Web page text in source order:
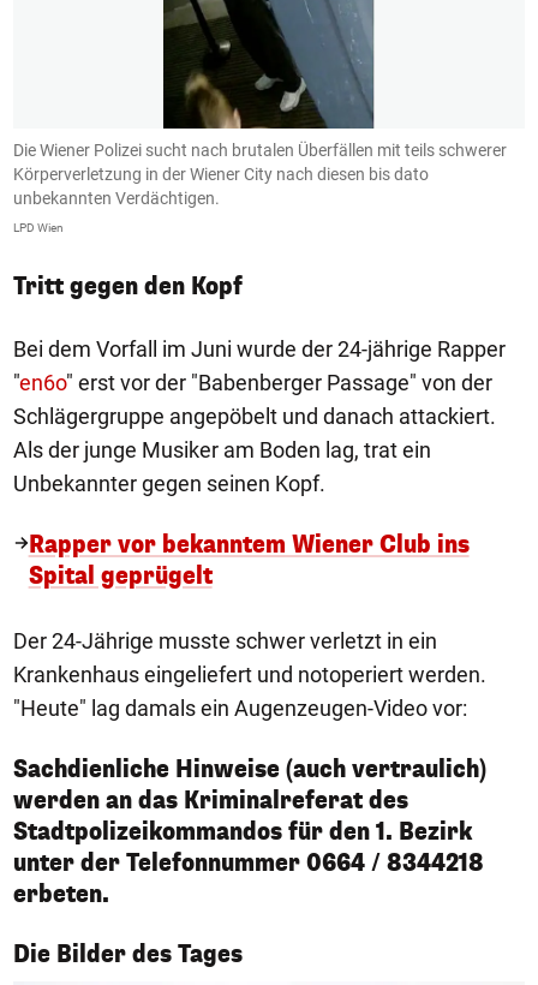
Die Wiener Polizei sucht nach brutalen Überfällen mit teils schwerer
Körperverletzung in der Wiener City nach diesen bis dato
unbekannten Verdächtigen.
LPD Wien
Tritt gegen den Kopf
Bei dem Vorfall im Juni wurde der 24-jährige Rapper
"en6o" erst vor der "Babenberger Passage" von der
Schlägergruppe angepöbelt und danach attackiert.
Als der junge Musiker am Boden lag, trat ein
Unbekannter gegen seinen Kopf.
Rapper vor bekanntem Wiener Club ins
Spital geprügelt
Der 24-Jährige musste schwer verletzt in ein
Krankenhaus eingeliefert und notoperiert werden.
"Heute" lag damals ein Augenzeugen-Video vor:
Sachdienliche Hinweise (auch vertraulich)
werden an das Kriminalreferat des
Stadtpolizeikommandos für den 1. Bezirk
unter der Telefonnummer 0664 / 8344218
erbeten.
Die Bilder des Tages
1/50